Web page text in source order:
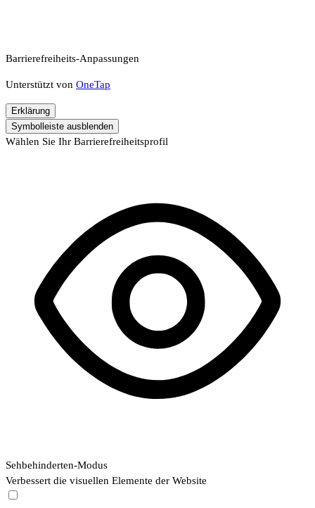
Barrierefreiheits-Anpassungen
Unterstützt von OneTap
Erklärung
Symbolleiste ausblenden
Wählen Sie Ihr Barrierefreiheitsprofil
Sehbehinderten-Modus
Verbessert die visuellen Elemente der Website